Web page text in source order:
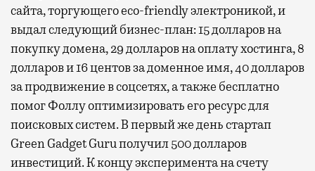
сайта, торгующего eco-friendly электроникой, и
выдал следующий бизнес-план: 15 долларов на
покупку домена, 29 долларов на оплату хостинга, 8
долларов и 16 центов за доменное имя, 40 долларов
за продвижение в соцсетях, а также бесплатно
помог Фоллу оптимизировать его ресурс для
поисковых систем. В первый же день стартап
Green Gadget Guru получил 500 долларов
инвестиций. К концу эксперимента на счету